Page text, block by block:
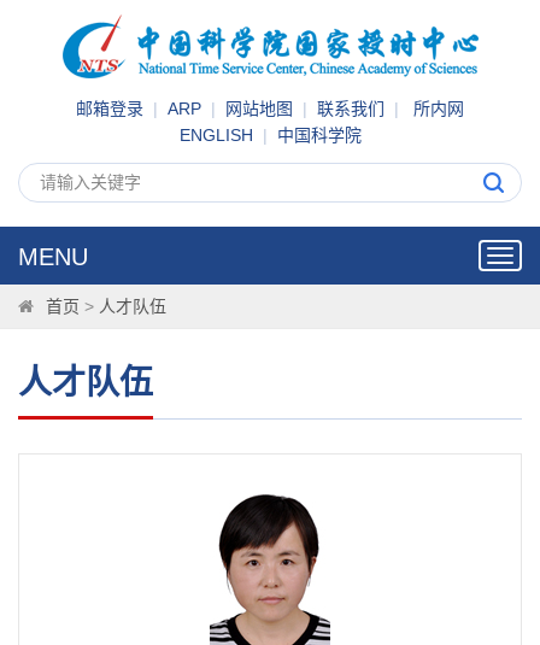
邮箱登录 | ARP | 网站地图 | 联系我们 | 所内网
ENGLISH | 中国科学院
MENU
首页 > 人才队伍
人才队伍